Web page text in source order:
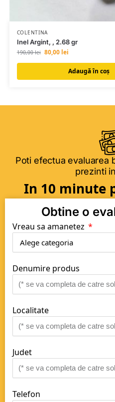
COLENTINA
Inel Argint, , 2.68 gr
190,00lei 80,00 lei
Adaugă în coș
Poti efectua evaluarea
prezinti
In 10 minute
Obtine o
Vreau sa amanetez
Denumire produs
Localitate
Judet
Telefon